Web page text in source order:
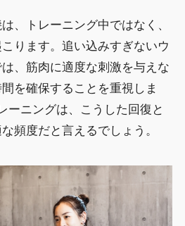
、トレーニング中ではなく、
ります。追い込みすぎないウ
、筋肉に適度な刺激を与えな
を確保することを重視しま
ーニングは、こうした回復と
頻度だと言えるでしょう。